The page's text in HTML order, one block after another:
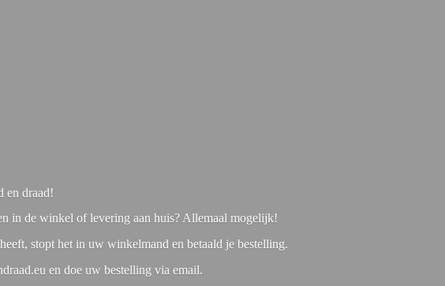
en draad!
in de winkel of levering aan huis? Allemaal mogelijk!
stopt het in uw winkelmand en betaald je bestelling.
en doe uw bestelling via email.